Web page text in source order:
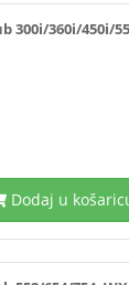
300i/360i/450i/
Dodaj u